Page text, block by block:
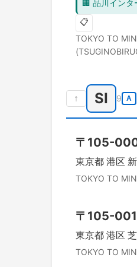
🏢 品川インタ
📋
TOKYO TO
↑ SI 9 A
〒 105-
東京都 港区
TOKYO TO
〒 105-
東京都 港区
TOKYO TO